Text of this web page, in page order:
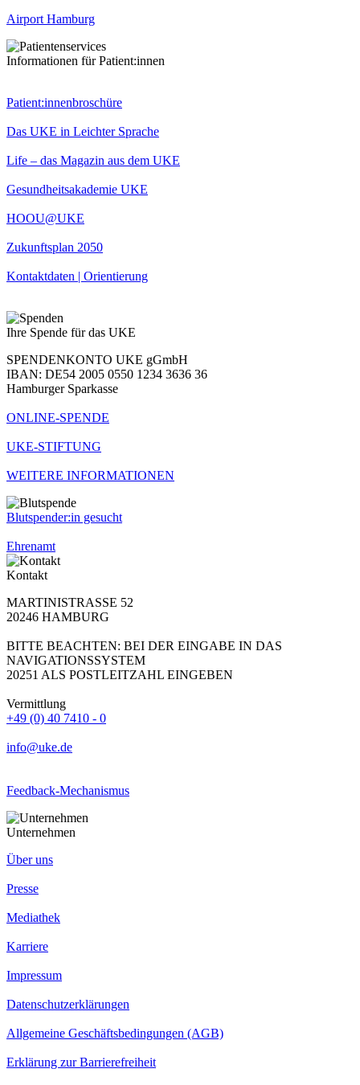
Airport Hamburg
Informationen für Patient:innen
Patient:innenbroschüre
Das UKE in Leichter Sprache
Life – das Magazin aus dem UKE
Gesundheitsakademie UKE
HOOU@UKE
Zukunftsplan 2050
Kontaktdaten | Orientierung
Ihre Spende für das UKE
SPENDENKONTO UKE gGmbH
IBAN: DE54 2005 0550 1234 3636 36
Hamburger Sparkasse
ONLINE-SPENDE
UKE-STIFTUNG
WEITERE INFORMATIONEN
Blutspender:in gesucht
Ehrenamt
Kontakt
MARTINISTRASSE 52
20246 HAMBURG
BITTE BEACHTEN: BEI DER EINGABE IN DAS
NAVIGATIONSSYSTEM
20251 ALS POSTLEITZAHL EINGEBEN
Vermittlung
+49 (0) 40 7410 - 0
info@uke.de
Feedback-Mechanismus
Unternehmen
Über uns
Presse
Mediathek
Karriere
Impressum
Datenschutzerklärungen
Allgemeine Geschäftsbedingungen (AGB)
Erklärung zur Barrierefreiheit